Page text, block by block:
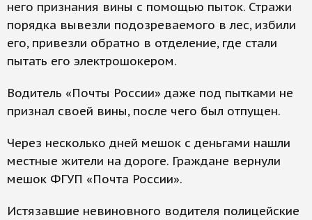
него признания вины с помощью пыток. Стражи
порядка вывезли подозреваемого в лес, избили
его, привезли обратно в отделение, где стали
пытать его электрошокером.
Водитель «Почты России» даже под пытками не
признал своей вины, после чего был отпущен.
Через несколько дней мешок с деньгами нашли
местные жители на дороге. Граждане вернули
мешок ФГУП «Почта России».
Истязавшие невиновного водителя полицейские